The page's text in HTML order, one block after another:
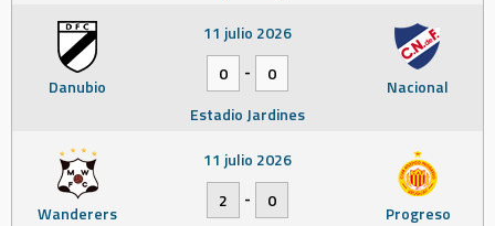
Danubio Nacional
11 julio 2026
0
-
0
Estadio Jardines
Wanderers Progreso
11 julio 2026
2
-
0